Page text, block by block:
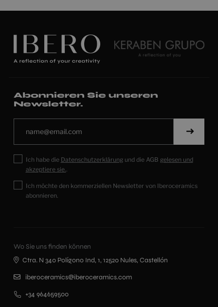
Abonnieren Sie unseren
Newsletter.
Ich habe die Datenschutzerklärungund die AGB gelesen und
akzeptiere sie..
Ich möchte den kommerziellen Newsletter von Iberoceramics
abonnieren.
Wo Sie uns finden können
Ctra. N 340 Polígono Ind, 1, 12520 Nules, Castellón
iberoceramics@iberoceramics.com
+34 964659500